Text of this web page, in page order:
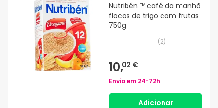
Nutribén ™ café da manhã
flocos de trigo com frutas
750g
(2)
10,02 €
Envio em 24-72h
Adicionar